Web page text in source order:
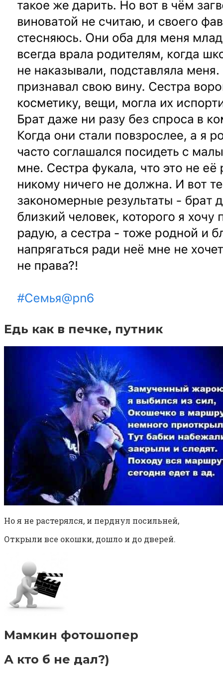
Едь как в печке, путник⁠ ⁠
Но я не растерялся, и перднул посильней,
Открыли все окошки, дошло и до дверей.
Мамкин фотошопер⁠ ⁠
А кто б не дал?)⁠ ⁠